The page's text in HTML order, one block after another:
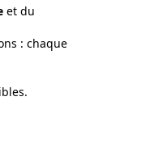
et du
: chaque